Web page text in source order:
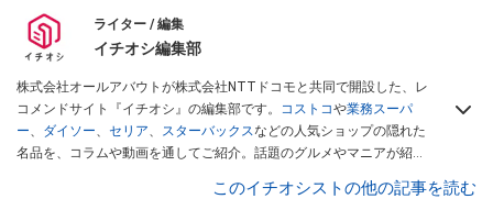
ライター / 編集
イチオシ編集部
株式会社オールアバウトが株式会社NTTドコモと共同で開設した、レ
コメンドサイト『イチオシ』の編集部です。 コストコや業務スーパ
ー、 ダイソー、 セリア、 スターバックスなどの人気ショップの隠れた
名品を、コラムや動画を通してご紹介。話題のグルメやマニアが紹介
インフルエンサーが実際に使用してレビューしています。毎日トレン
このイチオシストの他の記事を読む